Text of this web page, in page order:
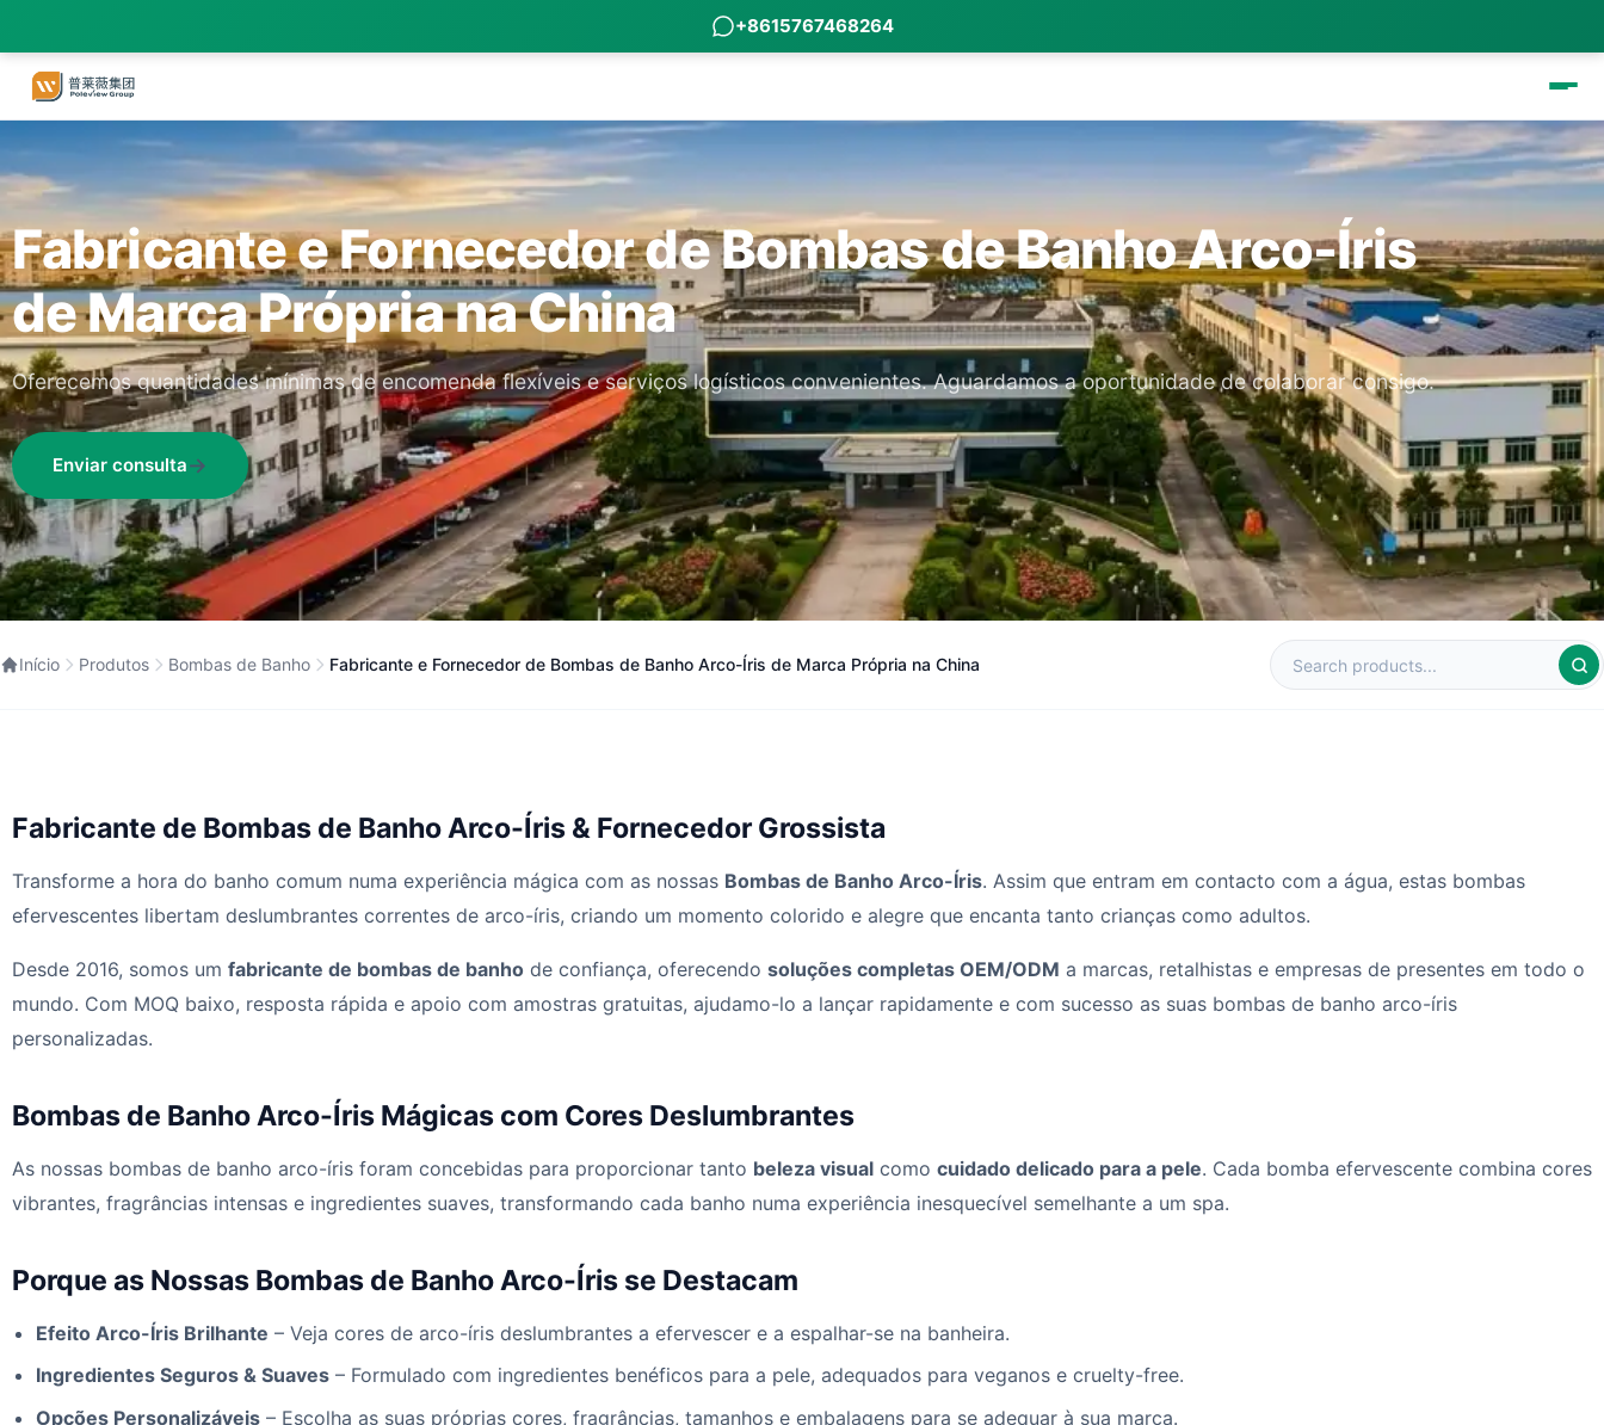
+8615767468264
Fabricante e Fornecedor de Bombas de Banho Arco-Íris
de Marca Própria na China
Oferecemos quantidades mínimas de encomenda flexíveis e serviços logísticos convenientes. Aguardamos a oportunidade de colaborar consigo.
Enviar consulta
Início Produtos Bombas de Banho Fabricante e Fornecedor de Bombas de Banho Arco-Íris de Marca Própria na China
Fabricante de Bombas de Banho Arco-Íris & Fornecedor Grossista
Transforme a hora do banho comum numa experiência mágica com as nossas Bombas de Banho Arco-Íris. Assim que entram em contacto com a água, estas bombas
efervescentes libertam deslumbrantes correntes de arco-íris, criando um momento colorido e alegre que encanta tanto crianças como adultos.
Desde 2016, somos um fabricante de bombas de banho de confiança, oferecendo soluções completas OEM/ODM a marcas, retalhistas e empresas de presentes em todo o
mundo. Com MOQ baixo, resposta rápida e apoio com amostras gratuitas, ajudamo-lo a lançar rapidamente e com sucesso as suas bombas de banho arco-íris
personalizadas.
Bombas de Banho Arco-Íris Mágicas com Cores Deslumbrantes
As nossas bombas de banho arco-íris foram concebidas para proporcionar tanto beleza visual como cuidado delicado para a pele. Cada bomba efervescente combina cores
vibrantes, fragrâncias intensas e ingredientes suaves, transformando cada banho numa experiência inesquecível semelhante a um spa.
Porque as Nossas Bombas de Banho Arco-Íris se Destacam
Efeito Arco-Íris Brilhante – Veja cores de arco-íris deslumbrantes a efervescer e a espalhar-se na banheira.
Ingredientes Seguros & Suaves – Formulado com ingredientes benéficos para a pele, adequados para veganos e cruelty-free.
Opções Personalizáveis – Escolha as suas próprias cores, fragrâncias, tamanhos e embalagens para se adequar à sua marca.